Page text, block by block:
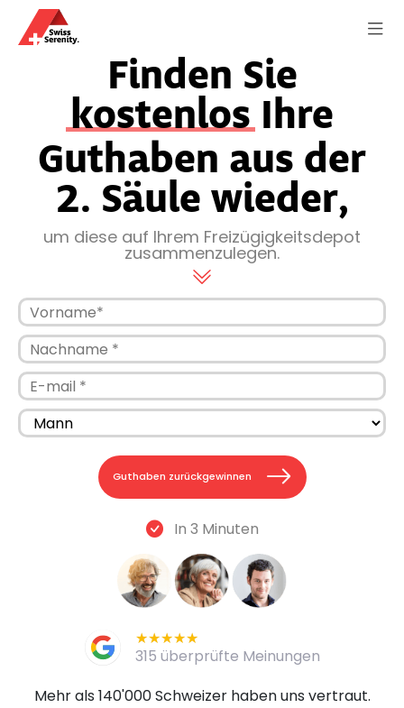
Finden Sie
kostenlosIhre
Guthaben aus der
2. Säule wieder,
um diese auf Ihrem Freizügigkeitsdepot
zusammenzulegen.
Guthaben zurückgewinnen
In 3 Minuten
★★★★★
★★★★★
315 überprüfte Meinungen
Mehr als 140'000 Schweizer haben uns vertraut.